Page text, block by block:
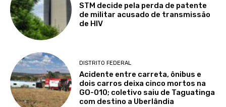
STM decide pela perda de patente
de militar acusado de transmissão
de HIV
DISTRITO FEDERAL
Acidente entre carreta, ônibus e
dois carros deixa cinco mortos na
GO-010; coletivo saiu de Taguatinga
com destino a Uberlândia